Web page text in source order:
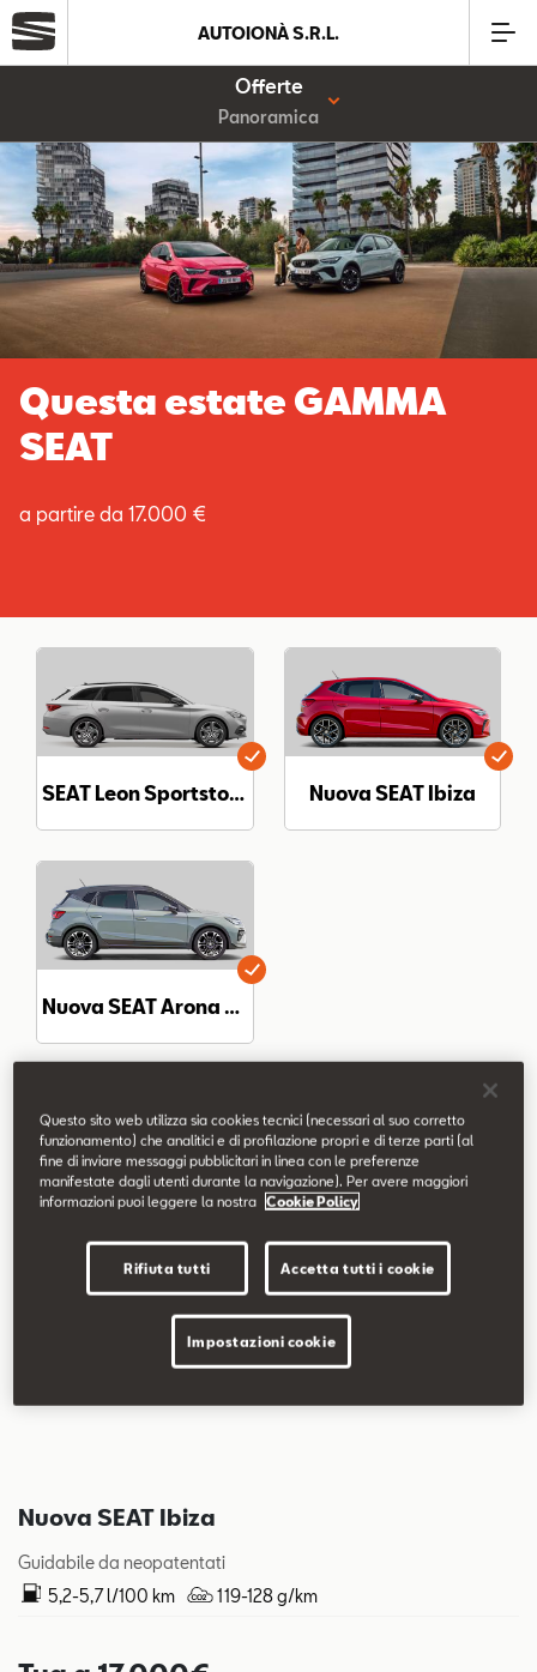
Modelli
Offerte
Service
Business
Configuratore
AUTOIONÀ S.R.L.
Offerte
Panoramica
Questa estate GAMMA
SEAT
a partire da 17.000 €
SEAT Leon Sportstourer Nuova SEAT Ibiza
Nuova SEAT Arona Black Ed.
Nuova SEAT Ibiza
Guidabile da neopatentati
5,2-5,7 l/100 km
119-128 g/km
Questo sito web utilizza sia cookies tecnici (necessari al suo corretto
funzionamento) che analitici e di profilazione propri e di terze parti (al
fine di inviare messaggi pubblicitari in linea con le preferenze
manifestate dagli utenti durante la navigazione). Per avere maggiori
informazioni puoi leggere la nostra
Cookie Policy
Rifiuta tutti Accetta tutti i cookie
Impostazioni cookie